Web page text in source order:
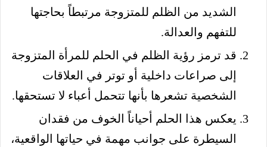
الشديد من الظلم للمتزوجة مرتبطاً بحاجتها
للتفهم والعدالة.
قد ترمز رؤية الظلم في الحلم للمرأة المتزوجة
إلى صراعات داخلية أو توتر في العلاقات
الشخصية تشعرها بأنها تتحمل أعباء لا تستحقها.
يعكس هذا الحلم أحياناً الخوف من فقدان
السيطرة على جوانب مهمة في حياتها الواقعية،